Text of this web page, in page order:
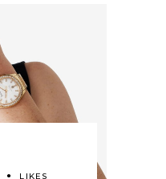
LIKES